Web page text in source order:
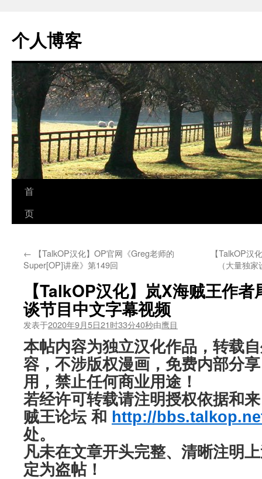
个人博客
跳
至
文
首
页
← 【TalkOP汉化】OP官网《Greg老师的
Super[OP]讲座》第149回
【TalkOP汉
（大量独
【TalkOP汉化】岚X海贼王作
谈节目中文字幕视频
发表于2020年9月5日21时33分40秒由鹰目
本帖内容为独立汉化作品，转载
容，不涉版权漫画，免费内部分
用，禁止任何商业用途！
若经许可转载请注明授权依据和
贼王论坛 和 http://
处。
凡未在文章开头完整、清晰注明
定为盗帖！